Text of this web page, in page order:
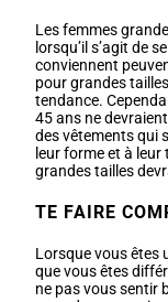
Les femmes
lorsqu’il s’agit de
conviennent
pour grandes
tendance.
45 ans ne
des vêtements qui
leur forme et à
grandes tailles
TE FAIRE
Lorsque vous êtes
que vous êtes
ne pas vous sentir